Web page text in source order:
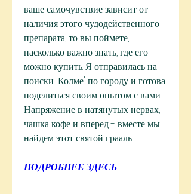
ваше самочувствие зависит от
наличия этого чудодейственного
препарата, то вы поймете,
насколько важно знать, где его
можно купить. Я отправилась на
поиски 'Колме' по городу и готова
поделиться своим опытом с вами.
Напряжение в натянутых нервах,
чашка кофе и вперед - вместе мы
найдем этот святой грааль!
ПОДРОБНЕЕ ЗДЕСЬ